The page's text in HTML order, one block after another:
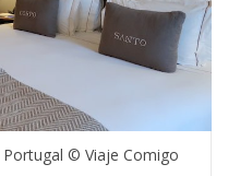
© Viaje Comigo